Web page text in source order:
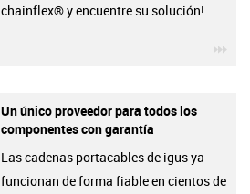
chainflex® y encuentre su solución!
Un único proveedor para todos los
componentes con garantía
Las cadenas portacables de igus ya
funcionan de forma fiable en cientos de